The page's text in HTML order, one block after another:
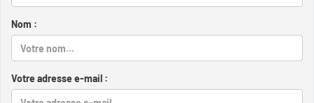
Nom :
Votre adresse e-mail :